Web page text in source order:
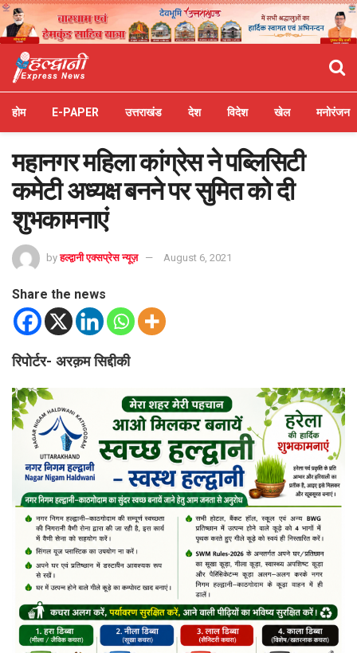
होम E-PAPER उत्तराखंड देश विदेश खेल मनोरंजन
महानगर महिला कांग्रेस ने पब्लिसिटी
कमेटी अध्यक्ष बनने पर सुमित को दी
शुभकामनाएं
by हल्द्वानी एक्सप्रेस न्यूज़ August 6, 2021
Share the news
रिपोर्टर- अरक़म सिद्दीकी